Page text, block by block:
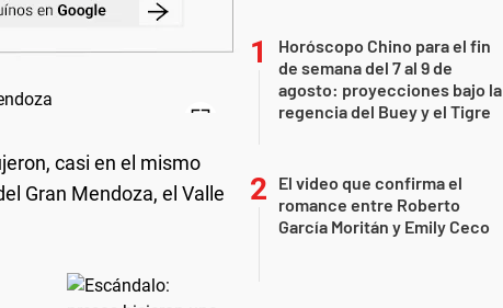
casi en el mismo
Gran Mendoza, el Valle
Horóscopo Chino para el fin
de semana del 7 al 9 de
agosto: proyecciones bajo la
regencia del Buey y el Tigre
El video que confirma el
romance entre Roberto
García Moritán y Emily Ceco